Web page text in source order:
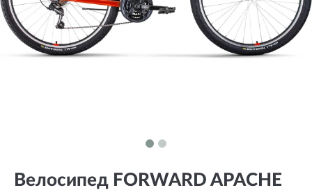
Велосипед FORWARD APACHE